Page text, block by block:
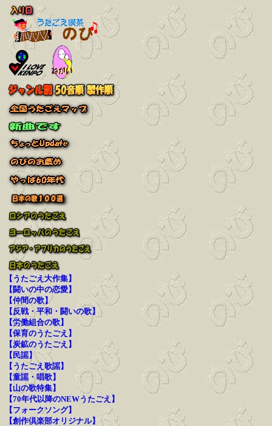
【うたごえ大作集】
【闘いの中の恋愛】
【仲間の歌】
【反戦・平和・闘いの歌】
【労働組合の歌】
【保育のうたごえ】
【炭鉱のうたごえ】
【民謡】
【うたごえ歌謡】
【童謡・唱歌】
【山の歌特集】
【70年代以降のNEWうたごえ】
【フォークソング】
【創作倶楽部オリジナル】